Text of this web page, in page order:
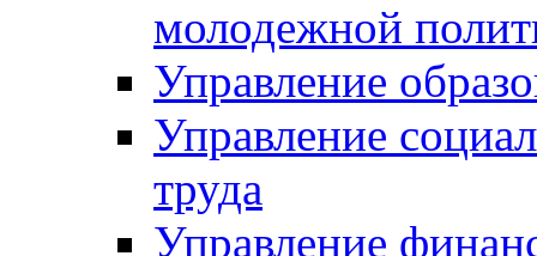
молодежной
Управление
Управление
труда
Управление